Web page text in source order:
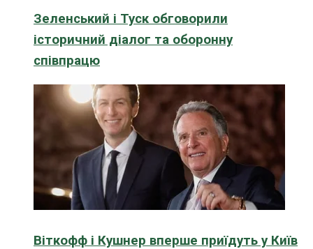
Зеленський і Туск обговорили
історичний діалог та оборонну
співпрацю
Віткофф і Кушнер вперше приїдуть у Київ